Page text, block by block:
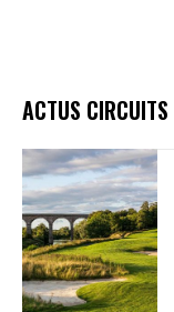
ACTUS CIRCUITS